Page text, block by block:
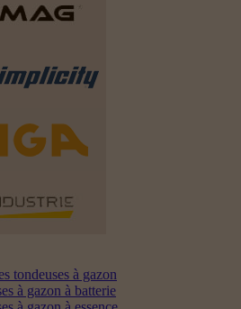
tondeuses à gazon
à gazon à batterie